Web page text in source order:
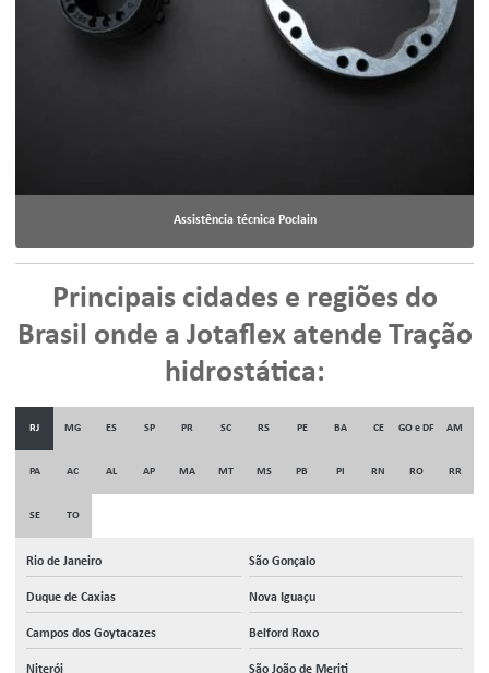
Assistência técnica Poclain
Principais cidades e regiões do
Brasil onde a Jotaflex atende Tração
hidrostática:
RJ MG ES SP PR SC RS PE BA CE GO e DF AM
PA AC AL AP MA MT MS PB PI RN RO RR
SE TO
Rio de Janeiro São Gonçalo
Duque de Caxias Nova Iguaçu
Campos dos Goytacazes Belford Roxo
Niterói São João de Meriti